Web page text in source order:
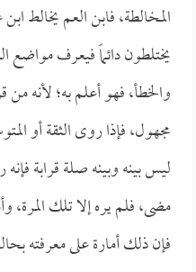
المخالطة، فابن العم يخالط
يختلطون دائماً فيعرف
والخطأ، فهو أعلم به؛ لأنه
مجهول، فإذا روى الثقة أو
ليس بينه وبينه صلة قرابة
مضى، فلم يره إلا تلك المرة،
فإن ذلك أمارة على معرفته